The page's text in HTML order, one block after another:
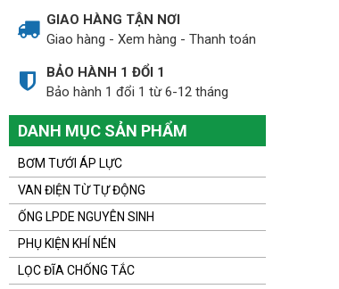
GIAO HÀNG TẬN NƠI
Giao hàng - Xem hàng - Thanh toán
BẢO HÀNH 1 ĐỔI 1
Bảo hành 1 đổi 1 từ 6-12 tháng
DANH MỤC SẢN PHẨM
BƠM TƯỚI ÁP LỰC
VAN ĐIỆN TỪ TỰ ĐỘNG
ỐNG LPDE NGUYÊN SINH
PHỤ KIỆN KHÍ NÉN
LỌC ĐĨA CHỐNG TẮC